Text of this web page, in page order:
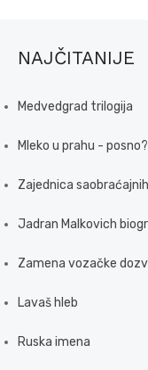
NAJČITANIJE
Medvedgrad trilogija
Mleko u prahu - posno?
Zajednica
Jadran Malkovich
Zamena vozačke
Lavaš hleb
Ruska imena